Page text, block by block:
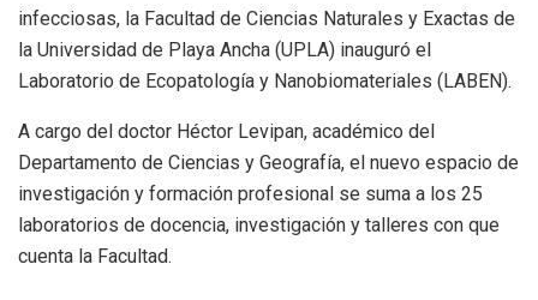
infecciosas, la Facultad de Ciencias Naturales y Exactas de
la Universidad de Playa Ancha (UPLA) inauguró el
Laboratorio de Ecopatología y Nanobiomateriales (LABEN).
A cargo del doctor Héctor Levipan, académico del
Departamento de Ciencias y Geografía, el nuevo espacio de
investigación y formación profesional se suma a los 25
laboratorios de docencia, investigación y talleres con que
cuenta la Facultad.